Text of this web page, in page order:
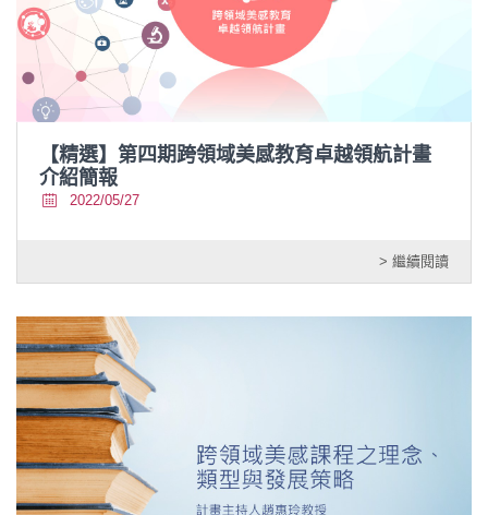
【精選】第四期跨領域美感教育卓越領航計畫
介紹簡報
2022/05/27
> 繼續閱讀